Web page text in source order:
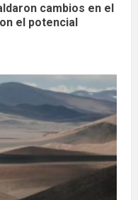
cambios en el
el potencial